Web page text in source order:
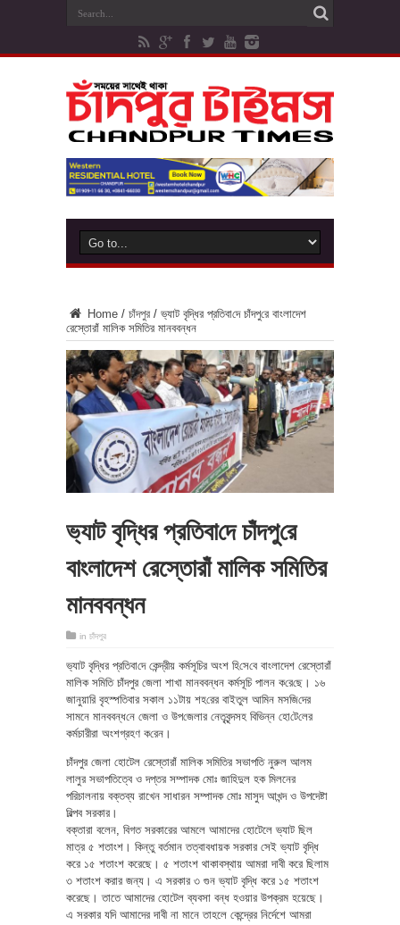
Home / চাঁদপুর / ভ‌্যাট বৃ‌দ্ধির প্রতিবা‌দে চাঁদপু‌রে বাংলাদেশ
রেস্তোরাঁ মালিক সমিতির মানববন্ধন
ভ‌্যাট বৃ‌দ্ধির প্রতিবা‌দে চাঁদপু‌রে
বাংলাদেশ রেস্তোরাঁ মালিক সমিতির
মানববন্ধন
in চাঁদপুর
ভ‌্যাট বৃ‌দ্ধির প্রতিবা‌দে কেন্দ্রীয় কর্মসূ‌চির অংশ হি‌সে‌বে বাংলাদেশ রেস্তোরাঁ
মালিক সমিতি চাঁদপুর জেলা শাখা মানববন্ধন কর্মসূ‌চি পালন ক‌রে‌ছে। ১৬
জানুয়া‌রি বৃহস্প‌তিবার সকাল ১১টায় শহ‌রের বাইতুল আ‌মিন মস‌জি‌দের
সামনে মানববন্ধ‌নে জেলা ও উপ‌জেলার নেতৃবৃন্দসহ বি‌ভিন্ন হো‌টে‌লের
কর্মচারীরা অংশগ্রহণ ক‌রেন।
চাঁদপুর জেলা হোটেল রেস্তোরাঁ মালিক সমিতির সভাপতি নুরুল আলম
লালুর সভাপতিত্বে ও দপ্তর সম্পাদক মোঃ জাহিদুল হক মিলনের
পরিচালনায় বক্তব্য রাখেন সাধারন সম্পাদক মোঃ মাসুদ আখন্দ ও উপদেষ্টা
বিল্পব সরকার।
বক্তারা বলেন, বিগত সরকারের আমলে আমাদের হোটেলে ভ্যাট ছিল
মাত্র ৫ শতাংশ। কিন্তু বর্তমান তত্বাবধায়ক সরকার সেই ভ্যাট বৃদ্ধি
করে ১৫ শতাংশ করেছে। ৫ শতাংশ থাকাবস্থায় আমরা দাবী করে ছিলাম
৩ শতাংশ করার জন্য। এ সরকার ৩ গুন ভ্যাট বৃদ্ধি করে ১৫ শতাংশ
করেছে। তাতে আমাদের হোটেল ব্যবসা বন্ধ হওয়ার উপক্রম হয়েছে।
এ সরকার যদি আমাদের দাবী না মানে তাহলে কেন্দ্রের নির্দেশে আমরা